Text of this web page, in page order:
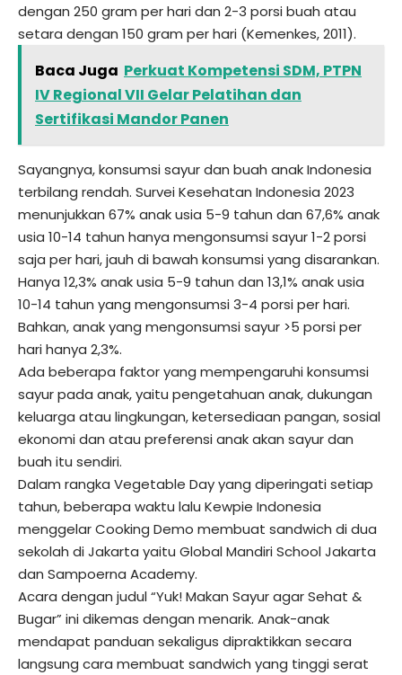
dengan 250 gram per hari dan 2-3 porsi buah atau
setara dengan 150 gram per hari (Kemenkes, 2011).
Baca Juga Perkuat Kompetensi SDM, PTPN
IV Regional VII Gelar Pelatihan dan
Sertifikasi Mandor Panen
Sayangnya, konsumsi sayur dan buah anak Indonesia
terbilang rendah. Survei Kesehatan Indonesia 2023
menunjukkan 67% anak usia 5-9 tahun dan 67,6% anak
usia 10-14 tahun hanya mengonsumsi sayur 1-2 porsi
saja per hari, jauh di bawah konsumsi yang disarankan.
Hanya 12,3% anak usia 5-9 tahun dan 13,1% anak usia
10-14 tahun yang mengonsumsi 3-4 porsi per hari.
Bahkan, anak yang mengonsumsi sayur >5 porsi per
hari hanya 2,3%.
Ada beberapa faktor yang mempengaruhi konsumsi
sayur pada anak, yaitu pengetahuan anak, dukungan
keluarga atau lingkungan, ketersediaan pangan, sosial
ekonomi dan atau preferensi anak akan sayur dan
buah itu sendiri.
Dalam rangka Vegetable Day yang diperingati setiap
tahun, beberapa waktu lalu Kewpie Indonesia
menggelar Cooking Demo membuat sandwich di dua
sekolah di Jakarta yaitu Global Mandiri School Jakarta
dan Sampoerna Academy.
Acara dengan judul “Yuk! Makan Sayur agar Sehat &
Bugar” ini dikemas dengan menarik. Anak-anak
mendapat panduan sekaligus dipraktikkan secara
langsung cara membuat sandwich yang tinggi serat